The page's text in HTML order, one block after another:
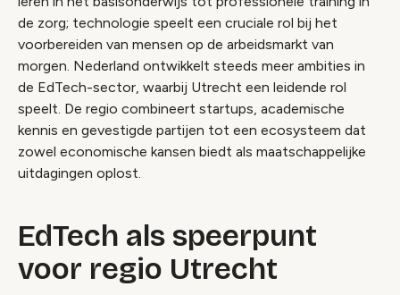
de zorg; technologie speelt een cruciale rol bij het
voorbereiden van mensen op de arbeidsmarkt van
morgen. Nederland ontwikkelt steeds meer ambities in
de EdTech-sector, waarbij Utrecht een leidende rol
speelt. De regio combineert startups, academische
kennis en gevestigde partijen tot een ecosysteem dat
zowel economische kansen biedt als maatschappelijke
uitdagingen oplost.
EdTech als speerpunt
voor regio Utrecht